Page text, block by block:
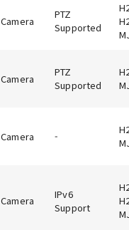
Camera
PTZ
Supported
Camera
PTZ
Supported
Camera -
Camera
IPv6
Support